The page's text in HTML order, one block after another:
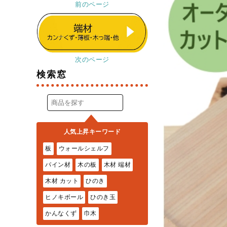
前のページ
次のページ
検索窓
人気上昇キーワード
板 ウォールシェルフ
パイン材 木の板 木材 端材
木材 カット ひのき
ヒノキボール ひのき玉
かんなくず 巾木